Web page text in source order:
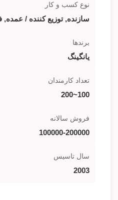
نوع کسب و کار
سازنده, توزیع کننده / عمده,
برندها
یانگینگ
تعداد کارمندان
100~200
فروش سالانه
100000-200000
سال تاسیس
2003